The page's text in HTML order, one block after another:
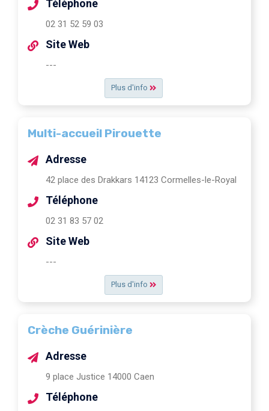
Plus d'info
Téléphone
02 31 52 59 03
Site Web
---
Multi-accueil Pirouette
Plus d'info
Adresse
42 place des Drakkars 14123 Cormelles-le-Royal
Téléphone
02 31 83 57 02
Site Web
---
Crèche Guérinière
Adresse
9 place Justice 14000 Caen
Téléphone